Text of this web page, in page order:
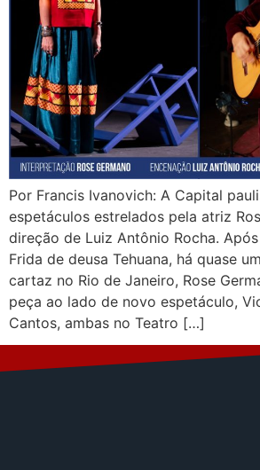
Por Francis Ivanovich: A Capital
espetáculos estrelados pela atriz
direção de Luiz Antônio Rocha.
Frida de deusa Tehuana, há quase
cartaz no Rio de Janeiro, Rose
peça ao lado de novo espetáculo,
Cantos, ambas no Teatro […]